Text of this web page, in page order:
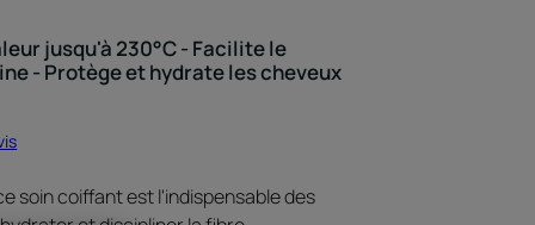
jusqu'à 230°C - Facilite le
- Protège et hydrate les cheveux
soin coiffant est l'indispensable des